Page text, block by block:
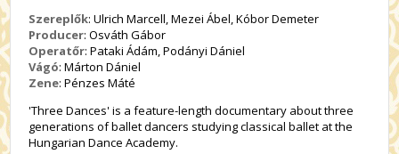
Szereplők: Ulrich Marcell, Mezei Ábel, Kóbor Demeter
Producer: Osváth Gábor
Operatőr: Pataki Ádám, Podányi Dániel
Vágó: Márton Dániel
Zene: Pénzes Máté
'Three Dances' is a feature-length documentary about three
generations of ballet dancers studying classical ballet at the
Hungarian Dance Academy.